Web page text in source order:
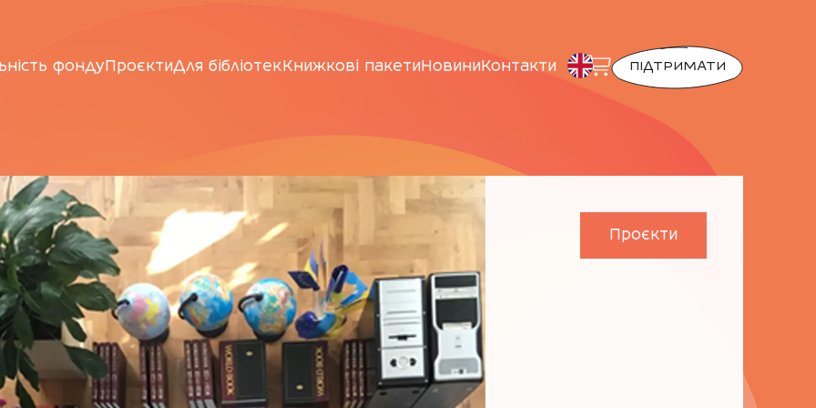
фонду ПроєктиДля бібліотек Книжкові пакети Новини Контакти ПІДТРИМАТИ
Проєкти